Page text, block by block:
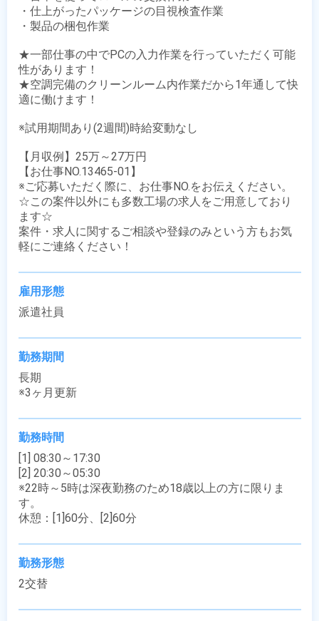
・仕上がったパッケージの目視検査作業
・製品の梱包作業
★一部仕事の中でPCの入力作業を行っていただく可能
性があります！
★空調完備のクリーンルーム内作業だから1年通して快
適に働けます！
※試用期間あり(2週間)時給変動なし
【月収例】25万～27万円
【お仕事NO.13465-01】
※ご応募いただく際に、お仕事NO.をお伝えください。
☆この案件以外にも多数工場の求人をご用意しており
ます☆
案件・求人に関するご相談や登録のみという方もお気
軽にご連絡ください！
雇用形態
派遣社員
勤務期間
長期
※3ヶ月更新
勤務時間
[1] 08:30～17:30
[2] 20:30～05:30
※22時～5時は深夜勤務のため18歳以上の方に限りま
す。
休憩：[1]60分、[2]60分
勤務形態
2交替